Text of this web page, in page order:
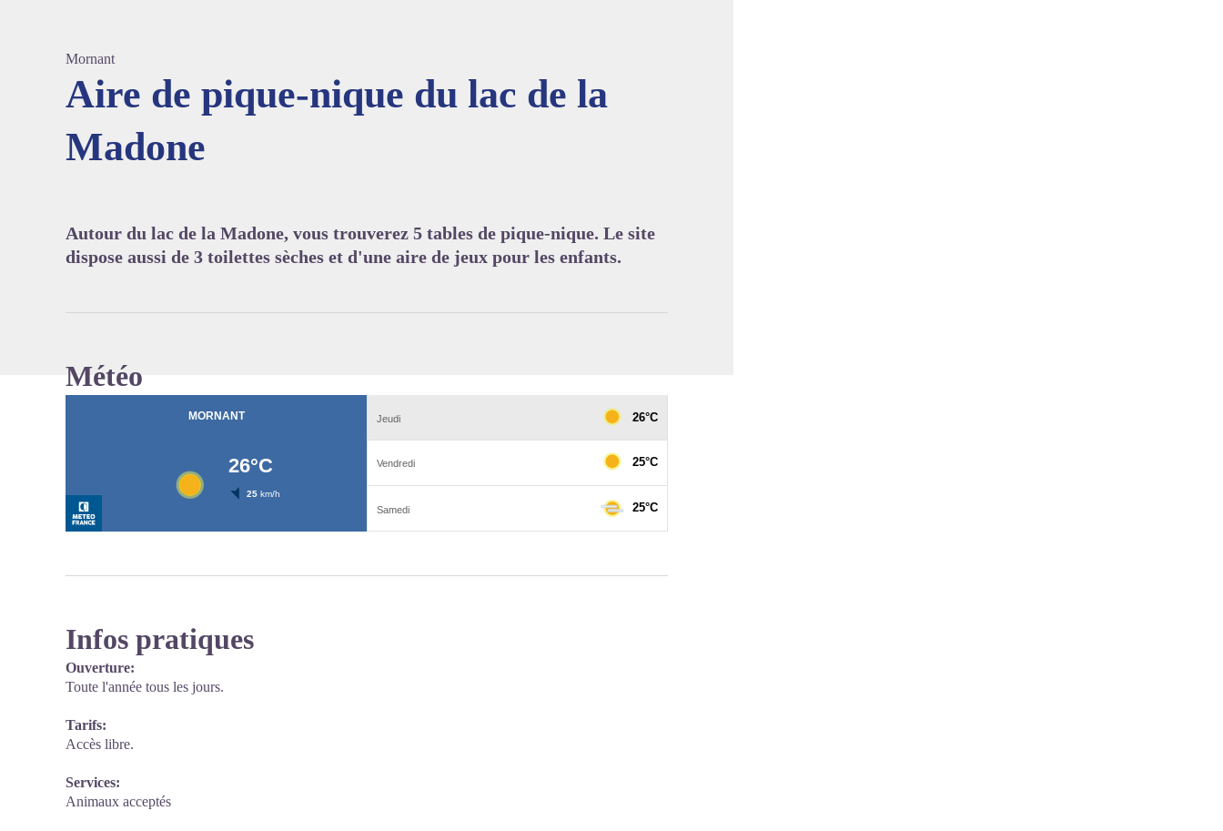
Mornant
Aire de pique-nique du lac de la
Madone
Autour du lac de la Madone, vous trouverez 5 tables de pique-nique. Le site
dispose aussi de 3 toilettes sèches et d'une aire de jeux pour les enfants.
Météo
Infos pratiques
Ouverture:
Toute l'année tous les jours.
Tarifs:
Accès libre.
Services:
Animaux acceptés